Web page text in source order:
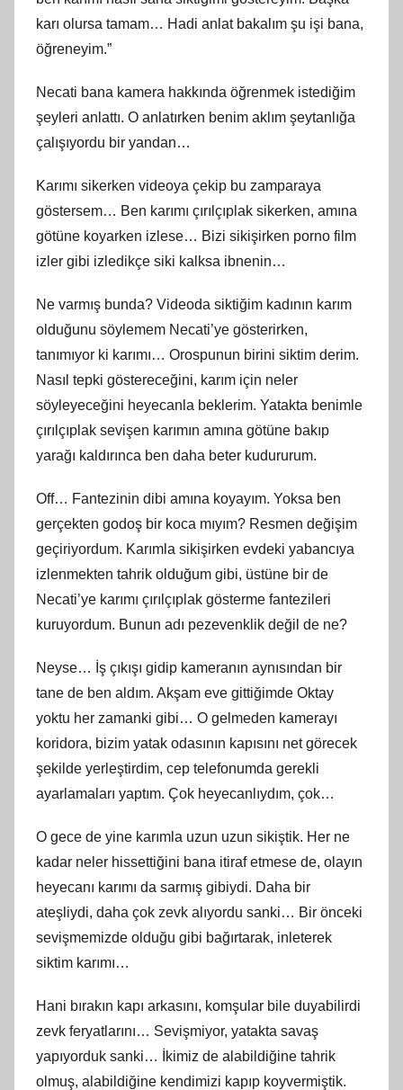
karı olursa tamam… Hadi anlat bakalım şu işi bana,
öğreneyim.”
Necati bana kamera hakkında öğrenmek istediğim
şeyleri anlattı. O anlatırken benim aklım şeytanlığa
çalışıyordu bir yandan…
Karımı sikerken videoya çekip bu zamparaya
göstersem… Ben karımı çırılçıplak sikerken, amına
götüne koyarken izlese… Bizi sikişirken porno film
izler gibi izledikçe siki kalksa ibnenin…
Ne varmış bunda? Videoda siktiğim kadının karım
olduğunu söylemem Necati’ye gösterirken,
tanımıyor ki karımı… Orospunun birini siktim derim.
Nasıl tepki göstereceğini, karım için neler
söyleyeceğini heyecanla beklerim. Yatakta benimle
çırılçıplak sevişen karımın amına götüne bakıp
yarağı kaldırınca ben daha beter kudururum.
Off… Fantezinin dibi amına koyayım. Yoksa ben
gerçekten godoş bir koca mıyım? Resmen değişim
geçiriyordum. Karımla sikişirken evdeki yabancıya
izlenmekten tahrik olduğum gibi, üstüne bir de
Necati’ye karımı çırılçıplak gösterme fantezileri
kuruyordum. Bunun adı pezevenklik değil de ne?
Neyse… İş çıkışı gidip kameranın aynısından bir
tane de ben aldım. Akşam eve gittiğimde Oktay
yoktu her zamanki gibi… O gelmeden kamerayı
koridora, bizim yatak odasının kapısını net görecek
şekilde yerleştirdim, cep telefonumda gerekli
ayarlamaları yaptım. Çok heyecanlıydım, çok…
O gece de yine karımla uzun uzun sikiştik. Her ne
kadar neler hissettiğini bana itiraf etmese de, olayın
heyecanı karımı da sarmış gibiydi. Daha bir
ateşliydi, daha çok zevk alıyordu sanki… Bir önceki
sevişmemizde olduğu gibi bağırtarak, inleterek
siktim karımı…
Hani bırakın kapı arkasını, komşular bile duyabilirdi
zevk feryatlarını… Sevişmiyor, yatakta savaş
yapıyorduk sanki… İkimiz de alabildiğine tahrik
olmuş, alabildiğine kendimizi kapıp koyvermiştik.